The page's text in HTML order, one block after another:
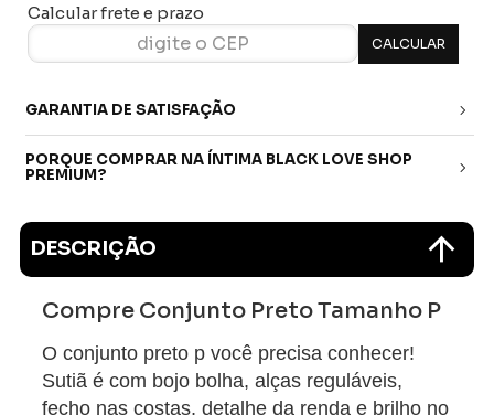
Calcular frete e prazo
GARANTIA DE SATISFAÇÃO
PORQUE COMPRAR NA ÍNTIMA BLACK LOVE SHOP
PREMIUM?
DESCRIÇÃO
Compre Conjunto Preto Tamanho P
O conjunto preto p você precisa conhecer!
Sutiã é com bojo bolha, alças reguláveis,
fecho nas costas, detalhe da renda e brilho no